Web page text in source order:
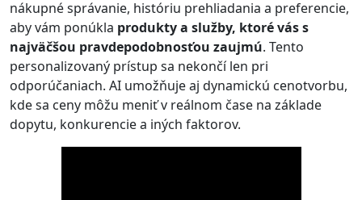
nákupné správanie, históriu prehliadania a preferencie,
aby vám ponúkla produkty a služby, ktoré vás s
najväčšou pravdepodobnosťou zaujmú. Tento
personalizovaný prístup sa nekončí len pri
odporúčaniach. AI umožňuje aj dynamickú cenotvorbu,
kde sa ceny môžu meniť v reálnom čase na základe
dopytu, konkurencie a iných faktorov.